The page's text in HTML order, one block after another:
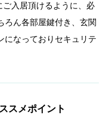
ご入居頂けるように、必
ろん各部屋鍵付き、玄関
になっておりセキュリテ
スメポイント